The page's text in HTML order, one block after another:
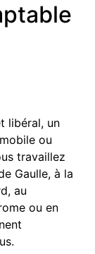
libéral, un
ou
travaillez
Gaulle, à la
au
ou en